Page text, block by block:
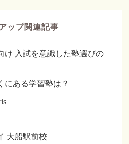
ップ関連記事
け 入試を意識した塾選びの
にある学習塾は？
大船駅前校